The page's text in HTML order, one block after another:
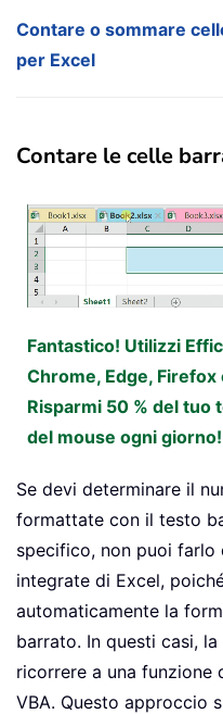
Contare o sommare
per Excel
Contare le celle
Fantastico! Utilizzi
Chrome, Edge, Firefox
Risparmi 50 % del tuo
del mouse ogni giorno!
Se devi determinare il
formattate con il testo
specifico, non puoi
integrate di Excel,
automaticamente la
barrato. In questi casi,
ricorrere a una funzione
VBA. Questo approccio